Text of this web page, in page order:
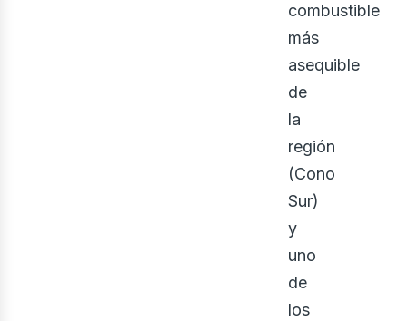
combustible
más
asequible
de
la
región
(Cono
Sur)
y
uno
de
los